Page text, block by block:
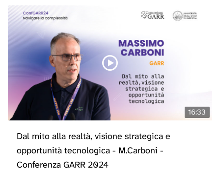
16:33
Dal mito alla realtà, visione strategica e
opportunità tecnologica - M.Carboni -
Conferenza GARR 2024